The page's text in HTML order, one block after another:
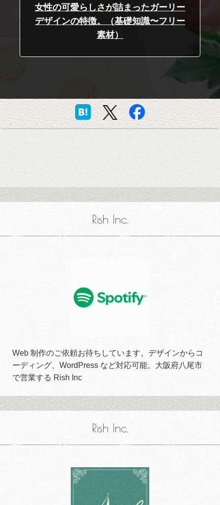
女性の可愛らしさが詰まったガーリー
デザインの特徴。（基礎知識〜フリー
素材）
Rish Inc.
Web 制作のご依頼お待ちしています。デザインからコ
ーディング、WordPress など対応可能。大阪府八尾市
で営業する Rish Inc
Rish Inc.